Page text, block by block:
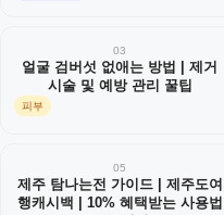
03
얼굴 검버섯 없애는 방법 | 제거
시술 및 예방 관리 꿀팁
피부
05
제주 탐나는전 가이드 | 제주도여
행캐시백 | 10% 혜택받는 사용법